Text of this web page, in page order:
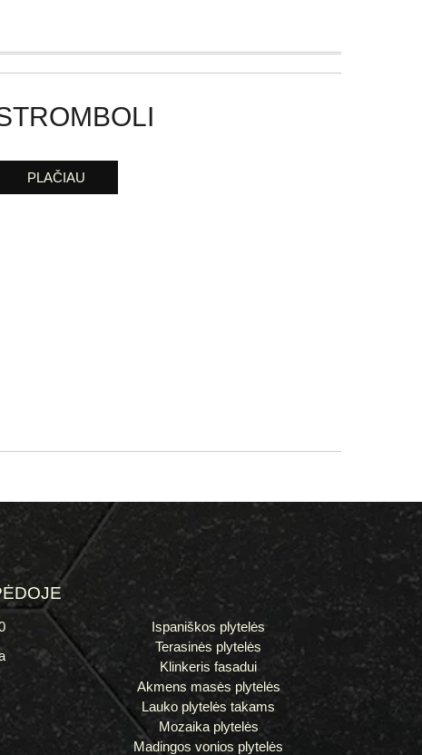
PLAČIAU
Ispaniškos plytelės
Terasinės plytelės
Klinkeris fasadui
Akmens masės plytelės
Lauko plytelės takams
Mozaika plytelės
Madingos vonios plytelės